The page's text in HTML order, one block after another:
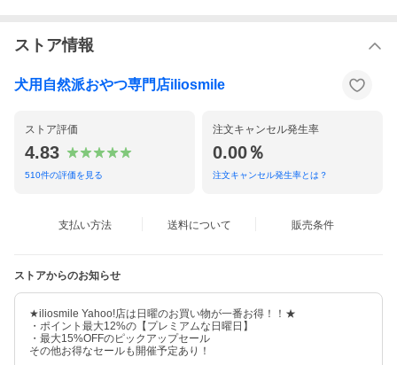
ストア情報
犬用自然派おやつ専門店iliosmile
ストア評価
4.83
510件の評価を見る
注文キャンセル発生率
0.00％
注文キャンセル発生率とは？
支払い方法 送料について 販売条件
ストアからのお知らせ
★iliosmile Yahoo!店は日曜のお買い物が一番お得！！★
・ポイント最大12%の【プレミアムな日曜日】
・最大15%OFFのピックアップセール
その他お得なセールも開催予定あり！